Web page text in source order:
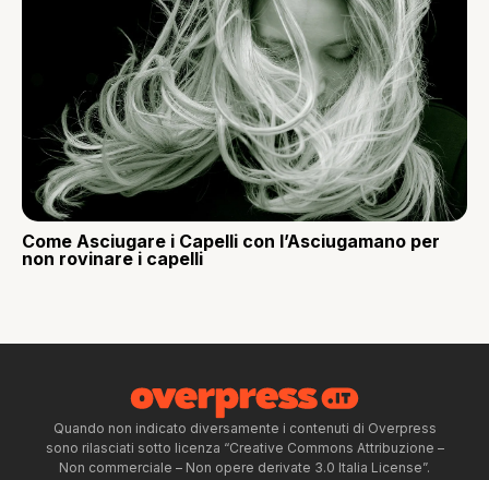
Come Asciugare i Capelli con l’Asciugamano per
non rovinare i capelli
Quando non indicato diversamente i contenuti di Overpress
sono rilasciati sotto licenza “Creative Commons Attribuzione –
Non commerciale – Non opere derivate 3.0 Italia License”.